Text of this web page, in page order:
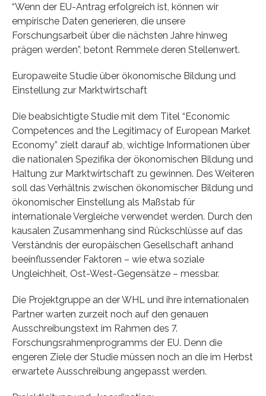
“Wenn der EU-Antrag erfolgreich ist, können wir
empirische Daten generieren, die unsere
Forschungsarbeit über die nächsten Jahre hinweg
prägen werden”, betont Remmele deren Stellenwert.
Europaweite Studie über ökonomische Bildung und
Einstellung zur Marktwirtschaft
Die beabsichtigte Studie mit dem Titel “Economic
Competences and the Legitimacy of European Market
Economy” zielt darauf ab, wichtige Informationen über
die nationalen Spezifika der ökonomischen Bildung und
Haltung zur Marktwirtschaft zu gewinnen. Des Weiteren
soll das Verhältnis zwischen ökonomischer Bildung und
ökonomischer Einstellung als Maßstab für
internationale Vergleiche verwendet werden. Durch den
kausalen Zusammenhang sind Rückschlüsse auf das
Verständnis der europäischen Gesellschaft anhand
beeinflussender Faktoren – wie etwa soziale
Ungleichheit, Ost-West-Gegensätze – messbar.
Die Projektgruppe an der WHL und ihre internationalen
Partner warten zurzeit noch auf den genauen
Ausschreibungstext im Rahmen des 7.
Forschungsrahmenprogramms der EU. Denn die
engeren Ziele der Studie müssen noch an die im Herbst
erwartete Ausschreibung angepasst werden.